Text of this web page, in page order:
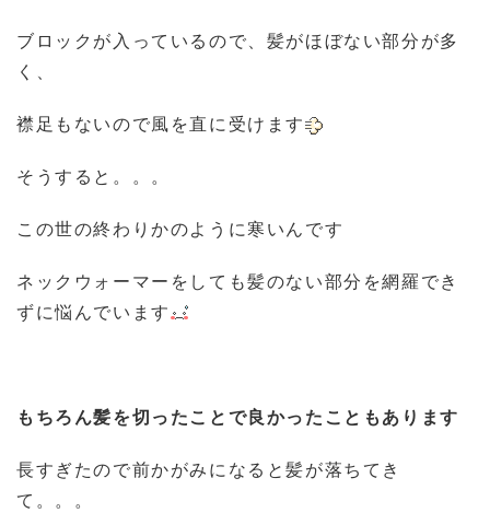
ブロックが入っているので、髪がほぼない部分が多
く、
襟足もないので風を直に受けます
そうすると。。。
この世の終わりかのように寒いんです
ネックウォーマーをしても髪のない部分を網羅でき
ずに悩んでいます
もちろん髪を切ったことで良かったこともあります
長すぎたので前かがみになると髪が落ちてき
て。。。